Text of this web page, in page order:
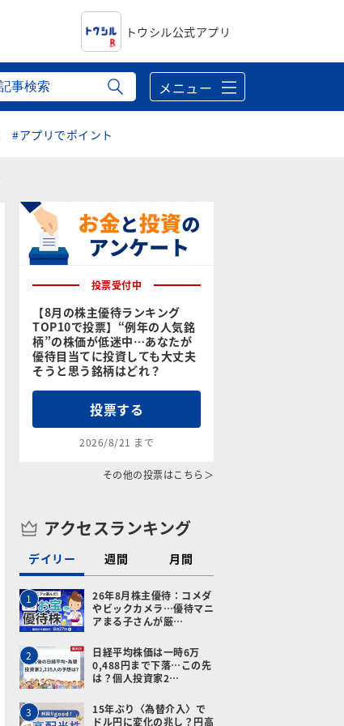
トウシル公式アプリ
メニュー
#アプリでポイント
メールで送る
投票受付中
【8月の株主優待ランキング
TOP10で投票】“例年の人気銘
柄”の株価が低迷中…あなたが
優待目当てに投資しても大丈夫
そうと思う銘柄はどれ？
投票する
2026/8/21 まで
その他の投票はこちら＞
アクセスランキング
デイリー 週間 月間
1
26年8月株主優待：コメダ
やビックカメラ…優待マニ
アまる子さんが厳…
2
日経平均株価は一時6万
0,488円まで下落…この先
は？個人投資家2…
3
15年ぶり〈為替介入〉で
ドル円に変化の兆し？円高